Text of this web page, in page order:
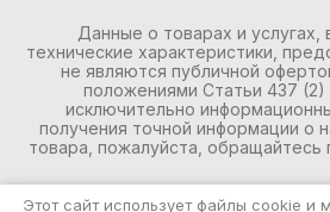
Данные о товарах и услугах,
технические характеристики,
не являются публичной
положениями Статьи 437 (2)
исключительно
получения точной информации о
товара, пожалуйста,
Этот сайт использует файлы cookie и